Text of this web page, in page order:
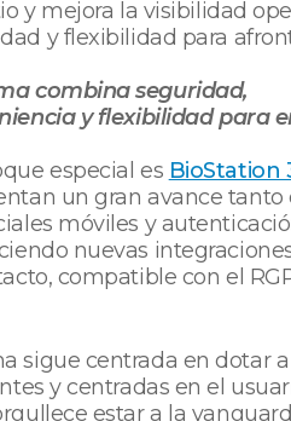
y mejora la visibilidad
y flexibilidad para
combina seguridad,
y flexibilidad para
especial es BioStation
un gran avance
móviles y
nuevas
compatible con el
sigue centrada en dotar
y centradas en el
estar a la